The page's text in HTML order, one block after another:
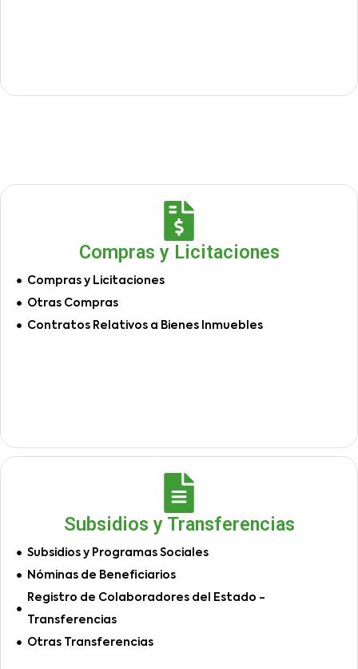
Compras y Licitaciones
Compras y Licitaciones
Otras Compras
Contratos Relativos a Bienes Inmuebles
Subsidios y Transferencias
Subsidios y Programas Sociales
Nóminas de Beneficiarios
Registro de Colaboradores del Estado -
Transferencias
Otras Transferencias